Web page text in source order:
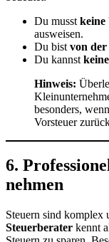
Du musst keine
ausweisen.
Du bist von
Du kannst
Hinweis:
besonders,
Vorsteuer
6.
nehmen
Steuern sind komplex
Steuerberater kennt